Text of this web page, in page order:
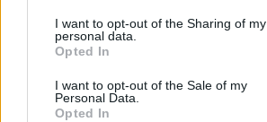
I want to opt-out of the Sharing of my
personal data.
Opted In
I want to opt-out of the Sale of my
Personal Data.
Opted In
drogą do pokoju